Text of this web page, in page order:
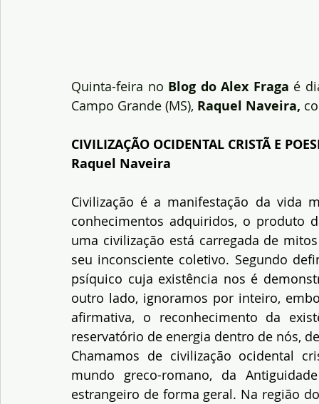
Quinta-feira no Blog do Alex Fraga é
Campo Grande (MS), Raquel Naveira,
CIVILIZAÇÃO OCIDENTAL CRISTÃ E
Raquel Naveira
Civilização é a manifestação da vida
conhecimentos adquiridos, o produto
uma civilização está carregada de
seu inconsciente coletivo. Segundo
psíquico cuja existência nos é
outro lado, ignoramos por inteiro,
afirmativa, o reconhecimento da
reservatório de energia dentro de nós,
Chamamos de civilização ocidental
mundo greco-romano, da
estrangeiro de forma geral. Na região